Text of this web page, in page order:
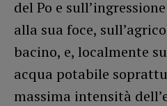
del Po e
alla sua foce,
bacino, e, localmente
acqua potabile
massima intensità